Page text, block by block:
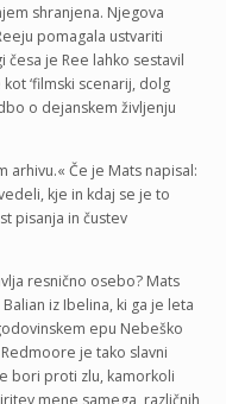
shranjena. Njegova
pomagala ustvariti
je Ree lahko sestavil
‘filmski scenarij, dolg
o dejanskem življenju
arhivu.« Če je Mats napisal:
kje in kdaj se je to
pisanja in čustev
resnično osebo? Mats
iz Ibelina, ki ga je leta
epu Nebeško
je tako slavni
bori proti zlu, kamorkoli
mene samega, različnih